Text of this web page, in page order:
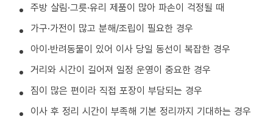
주방 살림·그릇·유리 제품이 많아 파손이 걱정될 때
가구·가전이 많고 분해/조립이 필요한 경우
아이·반려동물이 있어 이사 당일 동선이 복잡한 경우
거리와 시간이 길어져 일정 운영이 중요한 경우
짐이 많은 편이라 직접 포장이 부담되는 경우
이사 후 정리 시간이 부족해 기본 정리까지 기대하는 경우